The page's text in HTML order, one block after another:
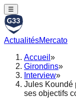
☰
ActualitésMercato
Accueil »
Girondins»
Interview»
Jules Koundé
ses objectifs